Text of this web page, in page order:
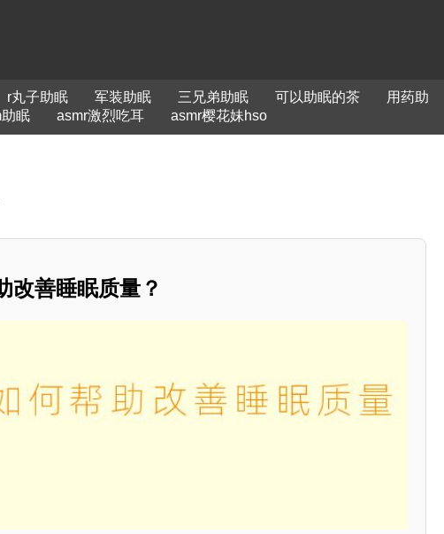
r丸子助眠 军装助眠 三兄弟助眠 可以助眠的茶
用药助
眠 asmr激烈吃耳 asmr樱花妹hso
改善睡眠质量？